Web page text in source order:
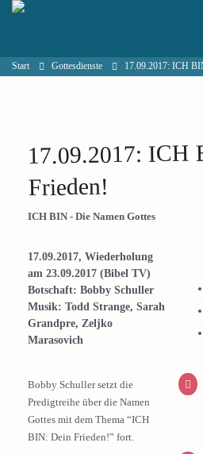
Start Gottesdienste 17.09.2017: ICH
17.09.2017: ICH
Frieden!
ICH BIN - Die Namen Gottes
17.09.2017, Wiederholung
am 23.09.2017 (Bibel TV)
Botschaft: Bobby Schuller
Musik: Todd Strange, Sarah
Grandpre, Zeljko
Marasovich
Bobby Schuller setzt die
Predigtreihe über die Namen
Gottes mit dem Thema “ICH
BIN: Dein Frieden!” fort.